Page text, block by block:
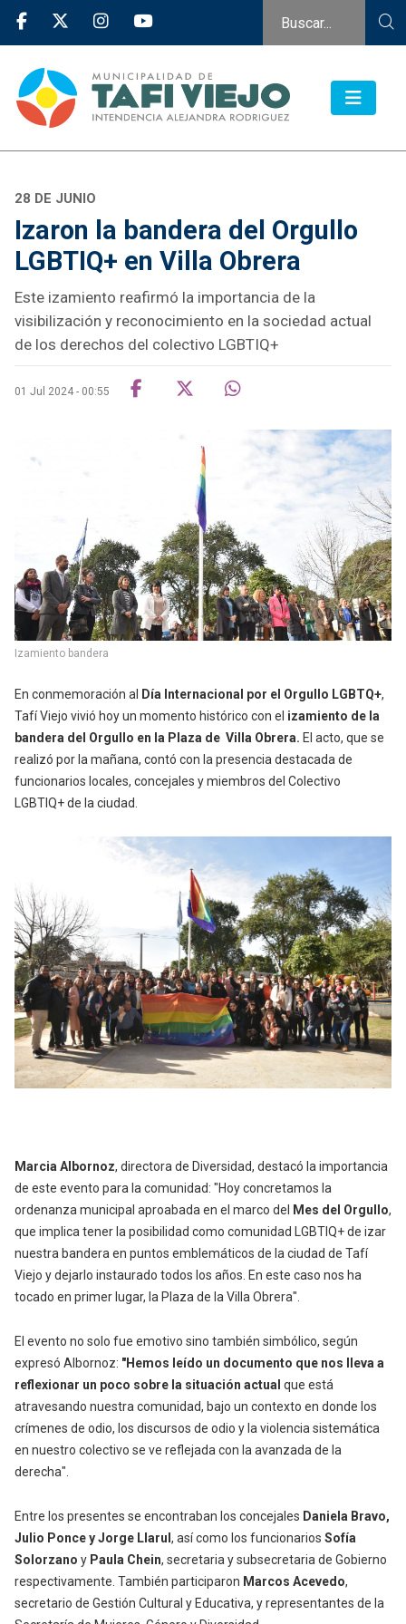
28 DE JUNIO
Izaron la bandera del Orgullo
LGBTIQ+ en Villa Obrera
Este izamiento reafirmó la importancia de la
visibilización y reconocimiento en la sociedad actual
de los derechos del colectivo LGBTIQ+
01 Jul 2024 - 00:55
Izamiento bandera
En conmemoración al Día Internacional por el Orgullo LGBTQ+,
Tafí Viejo vivió hoy un momento histórico con el izamiento de la
bandera del Orgullo en la Plaza de Villa Obrera. El acto, que se
realizó por la mañana, contó con la presencia destacada de
funcionarios locales, concejales y miembros del Colectivo
LGBTIQ+ de la ciudad.
Marcia Albornoz, directora de Diversidad, destacó la importancia
de este evento para la comunidad: "Hoy concretamos la
ordenanza municipal aproabada en el marco del
Mes del Orgullo,
que implica tener la posibilidad como comunidad LGBTIQ+ de izar
nuestra bandera en puntos emblemáticos de la ciudad de Tafí
Viejo y dejarlo instaurado todos los años. En este caso nos ha
tocado en primer lugar, la Plaza de la Villa Obrera".
El evento no solo fue emotivo sino también simbólico, según
expresó Albornoz: "Hemos leído un documento que nos lleva a
reflexionar un poco sobre la situación actual que está
atravesando nuestra comunidad, bajo un contexto en donde los
crímenes de odio, los discursos de odio y la violencia sistemática
en nuestro colectivo se ve reflejada con la avanzada de la
derecha".
Entre los presentes se encontraban los concejales Daniela Bravo,
Julio Ponce y Jorge Llarul , así como los funcionarios Sofía
Solorzano y Paula Chein, secretaria y subsecretaria de Gobierno
respectivamente. También participaron Marcos Acevedo,
secretario de Gestión Cultural y Educativa, y representantes de la